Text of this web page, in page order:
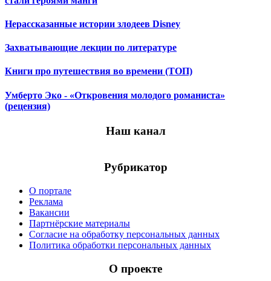
Нерассказанные истории злодеев Disney
Захватывающие лекции по литературе
Книги про путешествия во времени (ТОП)
Умберто Эко - «Откровения молодого романиста»
(рецензия)
Наш канал
Рубрикатор
О портале
Реклама
Вакансии
Партнёрские материалы
Согласие на обработку персональных данных
Политика обработки персональных данных
О проекте